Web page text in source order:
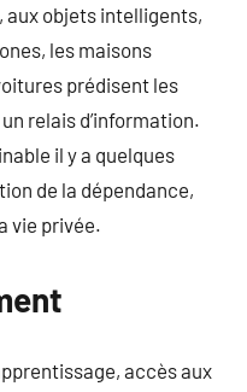
aux objets intelligents,
les maisons
prédisent les
relais d’information.
il y a quelques
de la dépendance,
vie privée.
accès aux